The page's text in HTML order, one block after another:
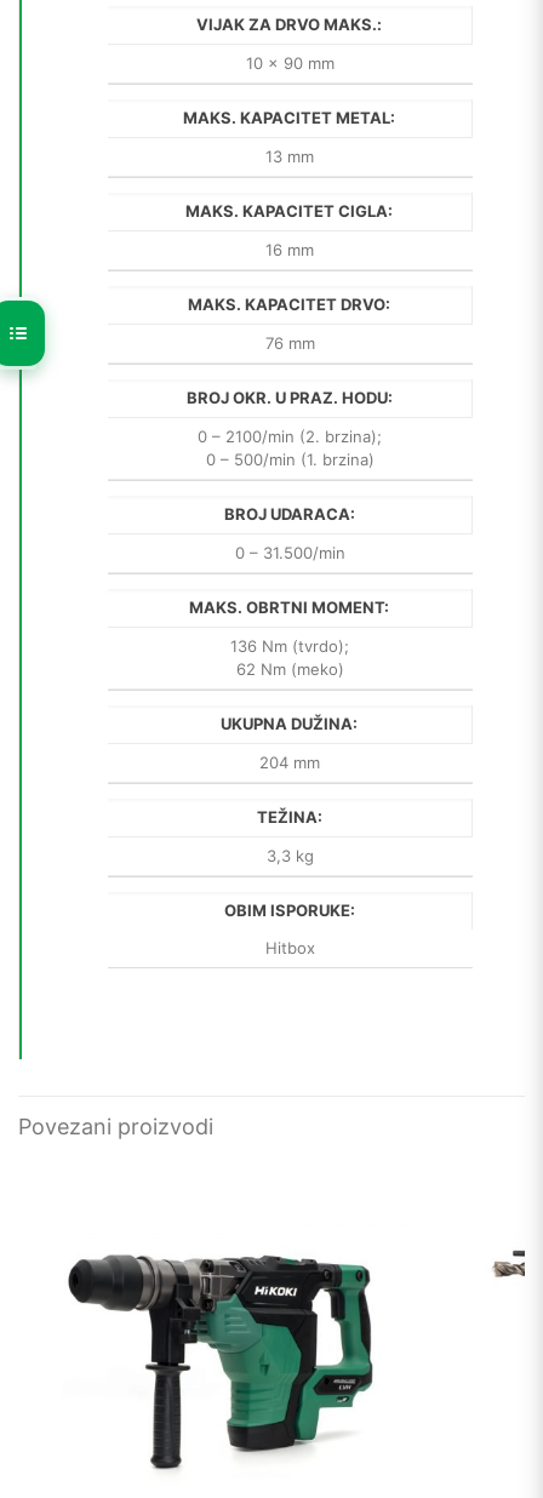
VIJAK ZA DRVO MAKS.:
10 x 90 mm
MAKS. KAPACITET METAL:
13 mm
MAKS. KAPACITET CIGLA:
16 mm
MAKS. KAPACITET DRVO:
76 mm
BROJ OKR. U PRAZ. HODU:
0 – 2100/min (2. brzina);
0 – 500/min (1. brzina)
BROJ UDARACA:
0 – 31.500/min
MAKS. OBRTNI MOMENT:
136 Nm (tvrdo);
62 Nm (meko)
UKUPNA DUŽINA:
204 mm
TEŽINA:
3,3 kg
OBIM ISPORUKE:
Hitbox
Povezani proizvodi